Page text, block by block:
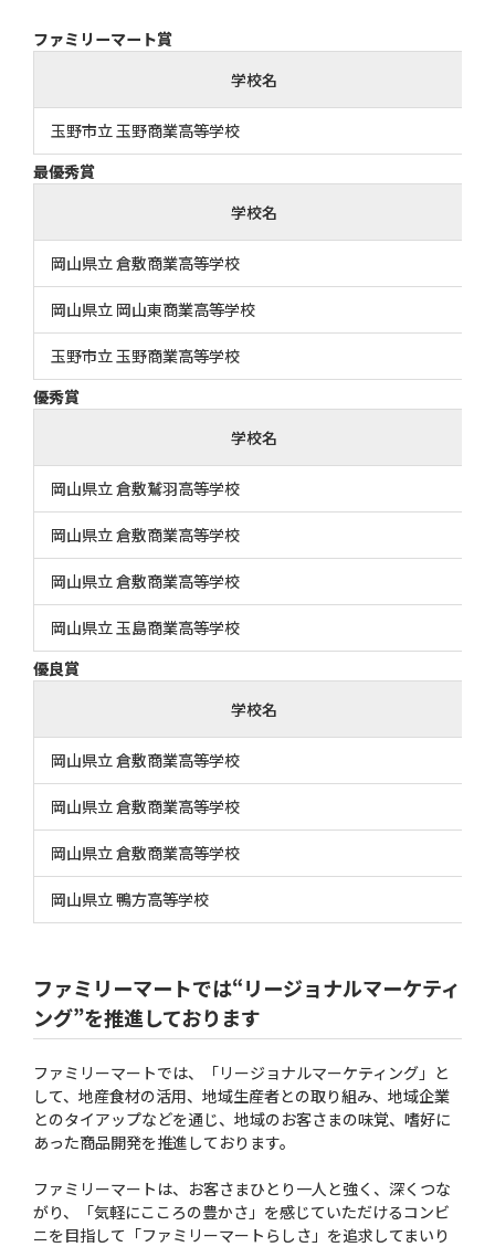
ファミリーマート賞
学校名
玉野市立 玉野商業高等学校
最優秀賞
学校名
岡山県立 倉敷商業高等学校
岡山県立 岡山東商業高等学校
玉野市立 玉野商業高等学校
優秀賞
学校名
岡山県立 倉敷鷲羽高等学校
岡山県立 倉敷商業高等学校
岡山県立 倉敷商業高等学校
岡山県立 玉島商業高等学校
優良賞
学校名
岡山県立 倉敷商業高等学校
岡山県立 倉敷商業高等学校
岡山県立 倉敷商業高等学校
岡山県立 鴨方高等学校
ファミリーマートでは“リージョナルマーケティ
ング”を推進しております
ファミリーマートでは、「リージョナルマーケティング」と
して、地産食材の活用、地域生産者との取り組み、地域企業
とのタイアップなどを通じ、地域のお客さまの味覚、嗜好に
あった商品開発を推進しております。
ファミリーマートは、お客さまひとり一人と強く、深くつな
がり、「気軽にこころの豊かさ」を感じていただけるコンビ
ニを目指して「ファミリーマートらしさ」を追求してまいり